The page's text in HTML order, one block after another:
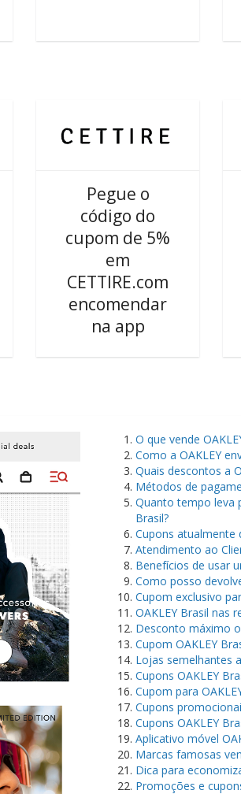
Pegue o
código do
cupom de 5%
em
CETTIRE.com
encomendar
na app
​O que vende
Como a OAKLEY
Quais descontos a
Métodos de
Quanto tempo leva
Brasil?
Cupons atualmente
Atendimento ao
Benefícios de usar
Como posso
Cupom exclusivo
OAKLEY Brasil nas
Desconto máximo
Cupom OAKLEY
Lojas semelhantes
Cupons OAKLEY
Cupom para
Cupons
Cupons OAKLEY
Aplicativo móvel
Marcas famosas
Dica para
Promoções e